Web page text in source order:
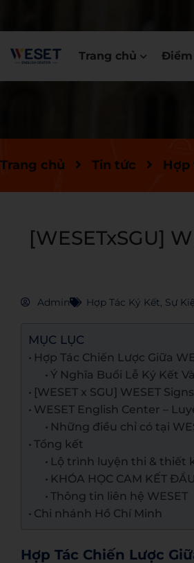
Trang chủ Điểm
Trang chủ Tin tức Hợp
[WESETxSGU]
Admin Hợp Tác Ký Kết, Sự
MỤC LỤC
Hợp Tác Chiến Lược Giữa
Ý Nghĩa Buổi Lễ Ký Kết
[WESET x SGU] WESET
WESET English Center –
Những điều chỉ có tại
Tổng kết
Lộ trình luyện thi & thiết
KHÓA HỌC CAM KẾT
Thông tin liên hệ WESET
Chi nhánh Hồ Chí Minh
Hợp Tác Chiến Lược